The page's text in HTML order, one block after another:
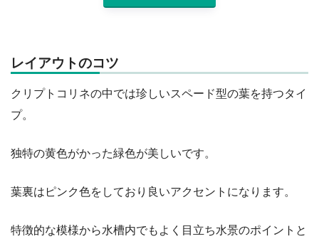
レイアウトのコツ
クリプトコリネの中では珍しいスペード型の葉を持つタイ
プ。
独特の黄色がかった緑色が美しいです。
葉裏はピンク色をしており良いアクセントになります。
特徴的な模様から水槽内でもよく目立ち水景のポイントと